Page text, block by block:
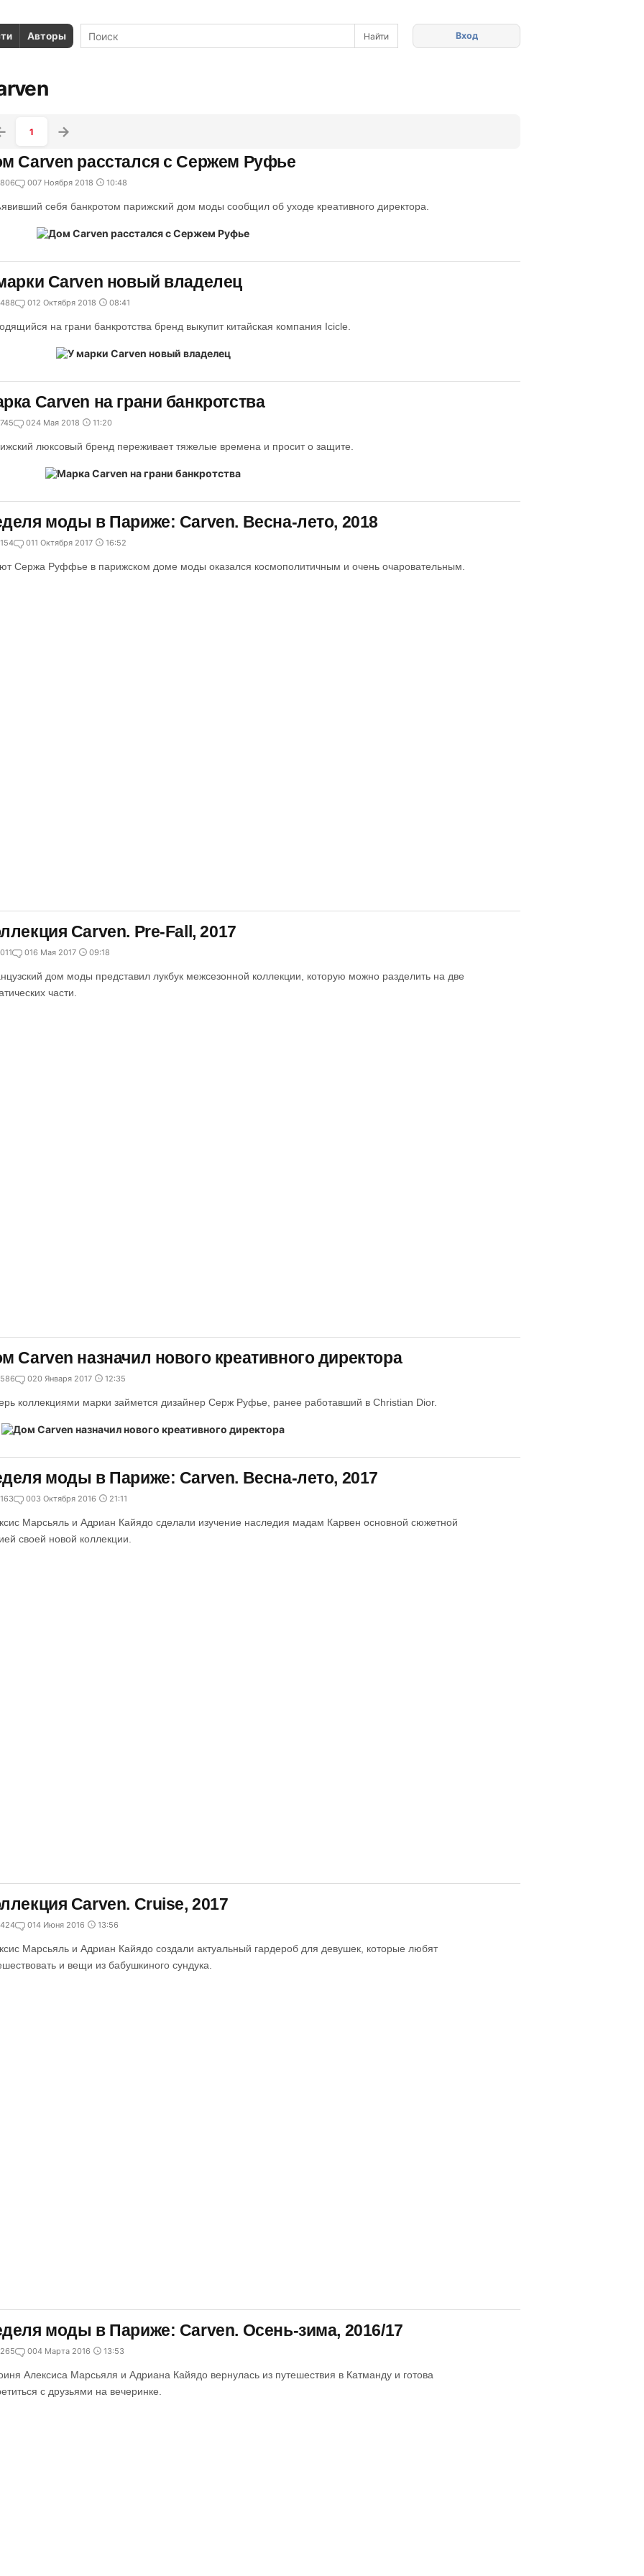
Авторы Вход
1
Carven расстался с Сержем Руфье
007 Ноября 2018 10:48
себя банкротом парижский дом моды сообщил об уходе креативного директора.
Carven новый владелец
012 Октября 2018 08:41
на грани банкротства бренд выкупит китайская компания Icicle.
Carven на грани банкротства
024 Мая 2018 11:20
люксовый бренд переживает тяжелые времена и просит о защите.
моды в Париже: Carven. Весна-лето, 2018
011 Октября 2017 16:52
Сержа Руффье в парижском доме моды оказался космополитичным и очень очаровательным.
Carven. Pre-Fall, 2017
016 Мая 2017 09:18
дом моды представил лукбук межсезонной коллекции, которую можно разделить на две
части.
Carven назначил нового креативного директора
020 Января 2017 12:35
коллекциями марки займется дизайнер Серж Руфье, ранее работавший в Christian Dior.
моды в Париже: Carven. Весна-лето, 2017
003 Октября 2016 21:11
Марсьяль и Адриан Кайядо сделали изучение наследия мадам Карвен основной сюжетной
своей новой коллекции.
Carven. Cruise, 2017
014 Июня 2016 13:56
Марсьяль и Адриан Кайядо создали актуальный гардероб для девушек, которые любят
и вещи из бабушкиного сундука.
моды в Париже: Carven. Осень-зима, 2016/17
004 Марта 2016 13:53
Алексиса Марсьяля и Адриана Кайядо вернулась из путешествия в Катманду и готова
с друзьями на вечеринке.